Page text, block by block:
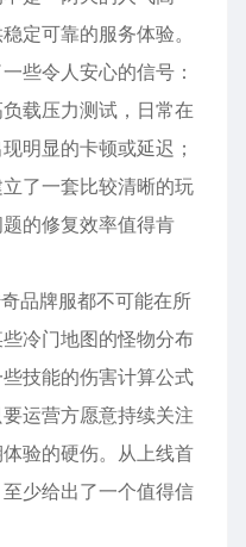
定可靠的服务体验。
些令人安心的信号：
载压力测试，日常在
明显的卡顿或延迟；
了一套比较清晰的玩
的修复效率值得肯
品牌服都不可能在所
冷门地图的怪物分布
技能的伤害计算公式
运营方愿意持续关注
验的硬伤。从上线首
少给出了一个值得信